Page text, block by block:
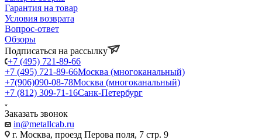
Гарантия на товар
Условия возврата
Вопрос-ответ
Обзоры
Подписаться на рассылку
+7 (495) 721-89-66
+7 (495) 721-89-66Москва (многоканальный)
+7(906)090-08-78Москва (многоканальный)
+7 (812) 309-71-16Санк-Петербург
Заказать звонок
in@metallcab.ru
г. Москва, проезд Перова поля, 7 стр. 9